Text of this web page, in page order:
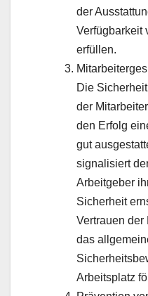
der
Verfügbarkeit
erfüllen.
Die
der
den Erfolg
gut
signalisiert
Arbeitgeber
Sicherheit
Vertrauen der
das
Arbeitsplatz